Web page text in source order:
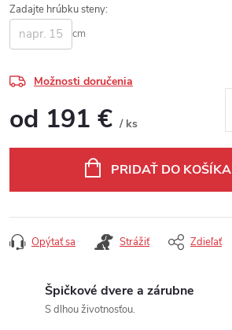
Zadajte hrúbku steny:
cm
Možnosti doručenia
od 191 € / ks
PRIDAŤ DO KOŠÍKA
Opýtať sa Strážiť Zdieľať
Špičkové dvere a zárubne
S dlhou životnosťou.